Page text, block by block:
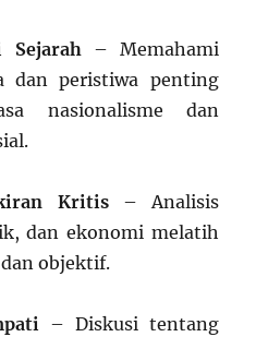
Sejarah – Memahami
dan peristiwa penting
nasionalisme dan
Kritis– Analisis
dan ekonomi melatih
objektif.
– Diskusi tentang